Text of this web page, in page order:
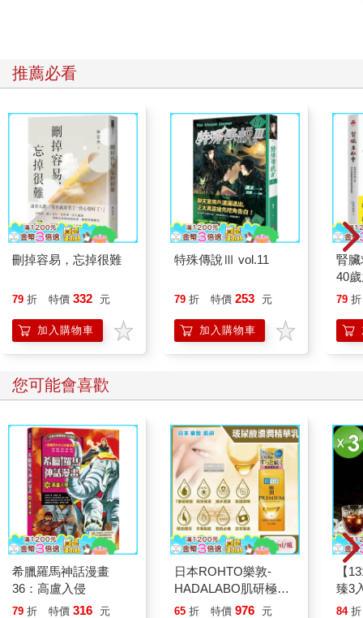
推薦必看
刪掉容易，忘掉很難
79 折 特價 332 元
加入購物車
特殊傳說Ⅲ vol.11
79 折 特價 253 元
加入購物車
腎
40
就
79 折
您可能會喜歡
希臘羅馬神話漫畫
36：高盧入侵
79 折 特價 316 元
日本ROHTO樂敦-
HADALABO肌研極潤
金緻7重玻尿酸高效保
65 折 特價 976 元
【
臻3
84 折